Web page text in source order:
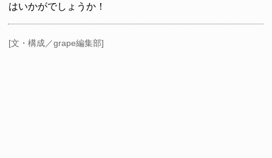
はいかがでしょうか！
[文・構成／grape編集部]